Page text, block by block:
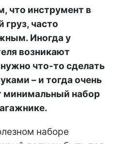
что инструмент в
часто
Иногда у
возникают
что-то сделать
– и тогда очень
минимальный набор
наборе